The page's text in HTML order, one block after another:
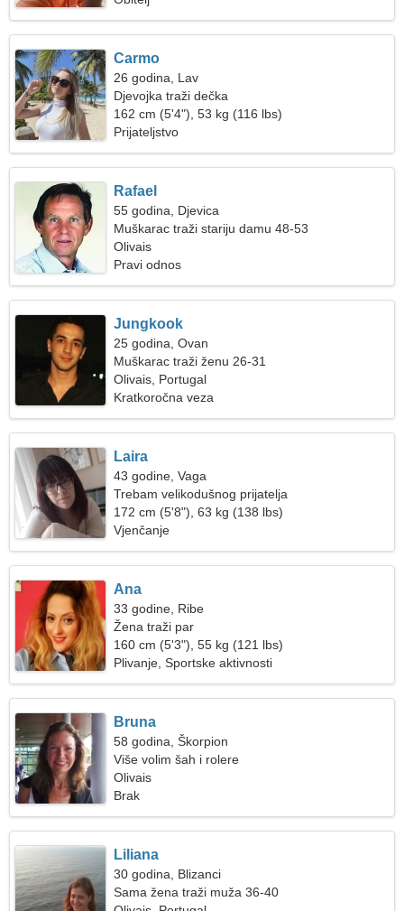
Carmo
26 godina, Lav
Djevojka traži dečka
162 cm (5'4"), 53 kg (116 lbs)
Prijateljstvo
Rafael
55 godina, Djevica
Muškarac traži stariju damu 48-53
Olivais
Pravi odnos
Jungkook
25 godina, Ovan
Muškarac traži ženu 26-31
Olivais, Portugal
Kratkoročna veza
Laira
43 godine, Vaga
Trebam velikodušnog prijatelja
172 cm (5'8"), 63 kg (138 lbs)
Vjenčanje
Ana
33 godine, Ribe
Žena traži par
160 cm (5'3"), 55 kg (121 lbs)
Plivanje, Sportske aktivnosti
Bruna
58 godina, Škorpion
Više volim šah i rolere
Olivais
Brak
Liliana
30 godina, Blizanci
Sama žena traži muža 36-40